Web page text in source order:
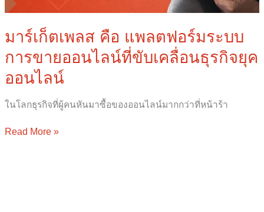
มาร์เก็ตเพลส คือ แพลตฟอร์มระบบ
การขายออนไลน์ที่ขับเคลื่อนธุรกิจยุค
ออนไลน์
ในโลกธุรกิจที่ผู้คนหันมาซื้อของออนไลน์มากกว่าที่หน้าร้า
ขับ
เคลื่อน
ธุรกิจ
ยุค
ออนไลน์
Read More »